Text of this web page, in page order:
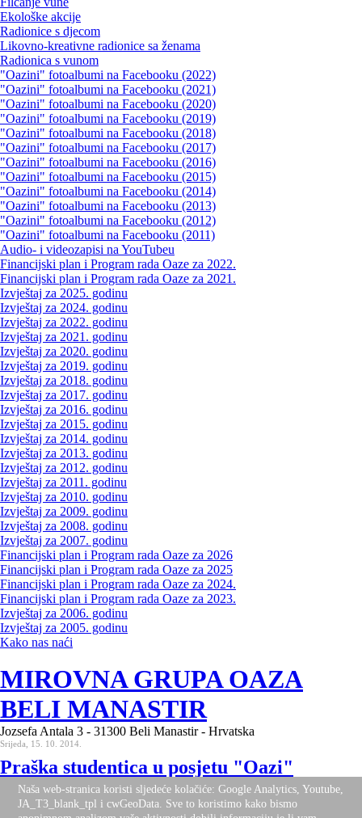
Ekološke akcije
Radionice s djecom
Likovno-kreativne radionice sa ženama
Radionica s vunom
"Oazini" fotoalbumi na Facebooku (2022)
"Oazini" fotoalbumi na Facebooku (2021)
"Oazini" fotoalbumi na Facebooku (2020)
"Oazini" fotoalbumi na Facebooku (2019)
"Oazini" fotoalbumi na Facebooku (2018)
"Oazini" fotoalbumi na Facebooku (2017)
"Oazini" fotoalbumi na Facebooku (2016)
"Oazini" fotoalbumi na Facebooku (2015)
"Oazini" fotoalbumi na Facebooku (2014)
"Oazini" fotoalbumi na Facebooku (2013)
"Oazini" fotoalbumi na Facebooku (2012)
"Oazini" fotoalbumi na Facebooku (2011)
Audio- i videozapisi na YouTubeu
Financijski plan i Program rada Oaze za 2022.
Financijski plan i Program rada Oaze za 2021.
Izvještaj za 2025. godinu
Izvještaj za 2024. godinu
Izvještaj za 2022. godinu
Izvještaj za 2021. godinu
Izvještaj za 2020. godinu
Izvještaj za 2019. godinu
Izvještaj za 2018. godinu
Izvještaj za 2017. godinu
Izvještaj za 2016. godinu
Izvještaj za 2015. godinu
Izvještaj za 2014. godinu
Izvještaj za 2013. godinu
Izvještaj za 2012. godinu
Izvještaj za 2011. godinu
Izvještaj za 2010. godinu
Izvještaj za 2009. godinu
Izvještaj za 2008. godinu
Izvještaj za 2007. godinu
Financijski plan i Program rada Oaze za 2026
Financijski plan i Program rada Oaze za 2025
Financijski plan i Program rada Oaze za 2024.
Financijski plan i Program rada Oaze za 2023.
Izvještaj za 2006. godinu
Izvještaj za 2005. godinu
Kako nas naći
MIROVNA GRUPA OAZA
BELI MANASTIR
Jozsefa Antala 3 - 31300 Beli Manastir - Hrvatska
Srijeda, 15. 10. 2014.
Praška studentica u posjetu "Oazi"
Naša web-stranica koristi sljedeće kolačiće: Google Analytics, Youtube,
JA_T3_blank_tpl i cwGeoData. Sve to koristimo kako bismo